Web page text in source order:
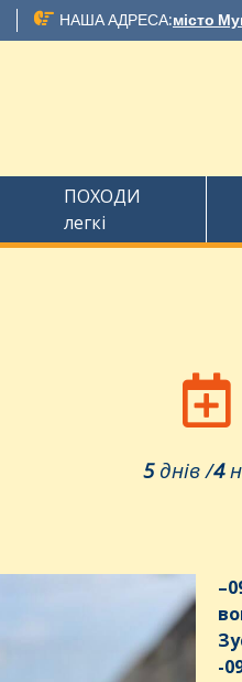
НАША АДРЕСА:місто
ПОХОДИ
легкі
5днів /4
–
-